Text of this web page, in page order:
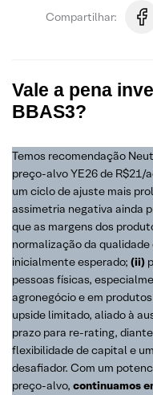
Compartilhar:
Vale a pena
BBAS3?
Temos recomendação
preço-alvo YE26 de R$21/
um ciclo de ajuste mais
assimetria negativa ainda
que as margens dos
normalização da
inicialmente esperado; (ii)
pessoas físicas,
agronegócio e em
upside limitado, aliado à
prazo para re-rating,
flexibilidade de capital e
desafiador. Com um
preço-alvo, continuamos